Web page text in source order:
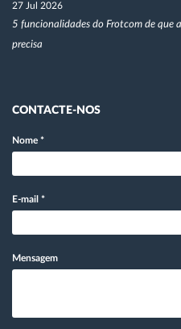
27 Jul 2026
5 funcionalidades do Frotcom de que
precisa
CONTACTE-NOS
Nome *
E-mail *
Mensagem